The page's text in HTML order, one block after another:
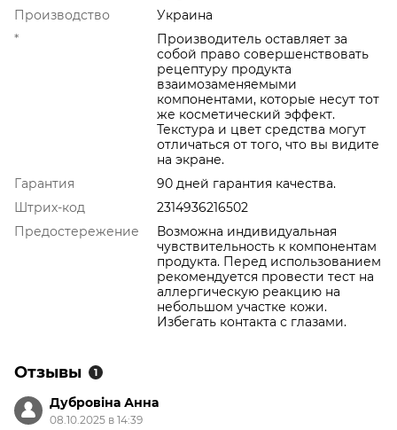
Производство
Украина
*
Производитель оставляет за
собой право совершенствовать
рецептуру продукта
взаимозаменяемыми
компонентами, которые несут тот
же косметический эффект.
Текстура и цвет средства могут
отличаться от того, что вы видите
на экране.
Гарантия
90 дней гарантия качества.
Штрих-код
2314936216502
Предостережение
Возможна индивидуальная
чувствительность к компонентам
продукта. Перед использованием
рекомендуется провести тест на
аллергическую реакцию на
небольшом участке кожи.
Избегать контакта с глазами.
Отзывы 1
Дубровіна Анна
08.10.2025 в 14:39